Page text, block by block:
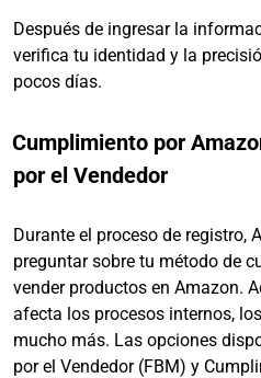
Después de ingresar la
verifica tu identidad y la
pocos días.
Cumplimiento por
por el Vendedor
Durante el proceso de registro,
preguntar sobre tu método de
vender productos en Amazon.
afecta los procesos internos,
mucho más. Las opciones
por el Vendedor (FBM) y